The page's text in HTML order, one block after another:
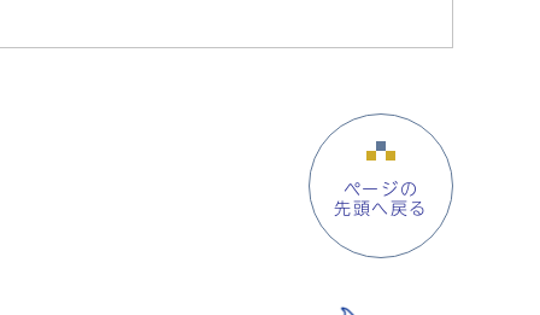
ページの
先頭へ戻る